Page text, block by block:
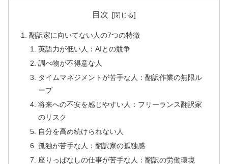
目次
翻訳家に向いてない人の7つの特徴
英語力が低い人：AIとの競争
調べ物が不得意な人
タイムマネジメントが苦手な人：翻訳作業の無限ル
ープ
将来への不安を感じやすい人：フリーランス翻訳家
のリスク
自分を高め続けられない人
孤独が苦手な人：翻訳家の孤独感
座りっぱなしの仕事が苦手な人：翻訳の労働環境